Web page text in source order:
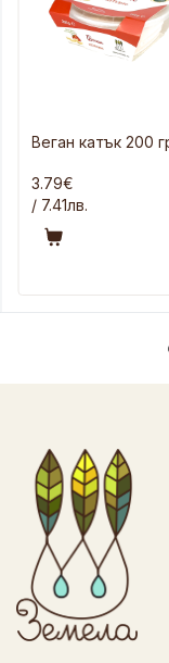
Веган катък 200
3.79€
/ 7.41лв.